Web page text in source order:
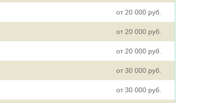
от 20 000 руб.
от 20 000 руб.
от 20 000 руб.
от 30 000 руб.
от 30 000 руб.